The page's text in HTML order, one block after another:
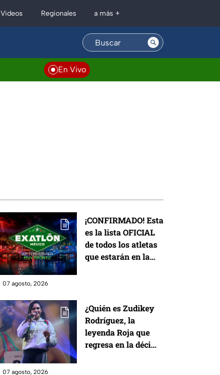
Videos Regionales a más +
En Vivo
¡CONFIRMADO! Esta
es la lista OFICIAL
de todos los atletas
que estarán en la
07 agosto, 2026
¿Quién es Zudikey
Rodríguez, la
leyenda Roja que
regresa en la décima
07 agosto, 2026